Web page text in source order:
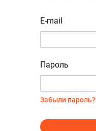
E-mail
Пароль
Забыли пароль?